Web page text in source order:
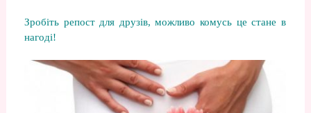
Зробіть репост для друзів, можливо комусь це стане в
нагоді!